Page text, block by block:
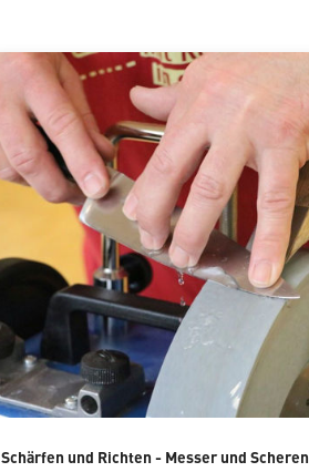
Schärfen und Richten - Messer und Scheren